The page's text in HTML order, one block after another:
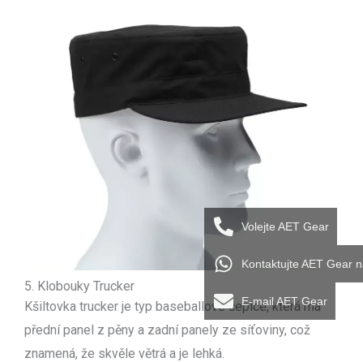
5. Klobouky Trucker
Kšiltovka trucker je typ baseballové čepice, která má
přední panel z pěny a zadní panely ze síťoviny, což
znamená, že skvěle větrá a je lehká.
Volejte AET Gear
Kontaktujte AET Gear
E-mail AET Gear